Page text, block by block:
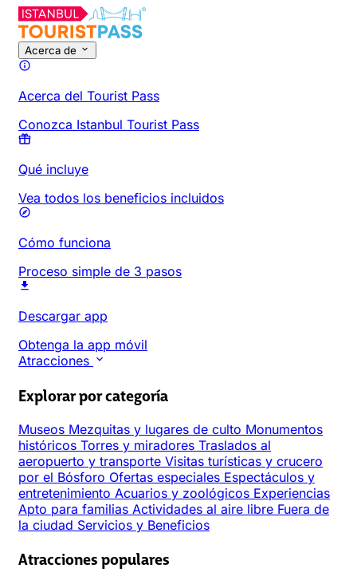
Acerca de
Acerca del Tourist Pass
Conozca Istanbul Tourist Pass
Qué incluye
Vea todos los beneficios incluidos
Cómo funciona
Proceso simple de 3 pasos
Descargar app
Obtenga la app móvil
Atracciones
Explorar por categoría
Museos Mezquitas y lugares de culto Monumentos
históricos Torres y miradores Traslados al
aeropuerto y transporte Visitas turísticas y crucero
por el Bósforo Ofertas especiales Espectáculos y
entretenimiento Acuarios y zoológicos Experiencias
Apto para familias Actividades al aire libre Fuera de
la ciudad Servicios y Beneficios
Atracciones populares